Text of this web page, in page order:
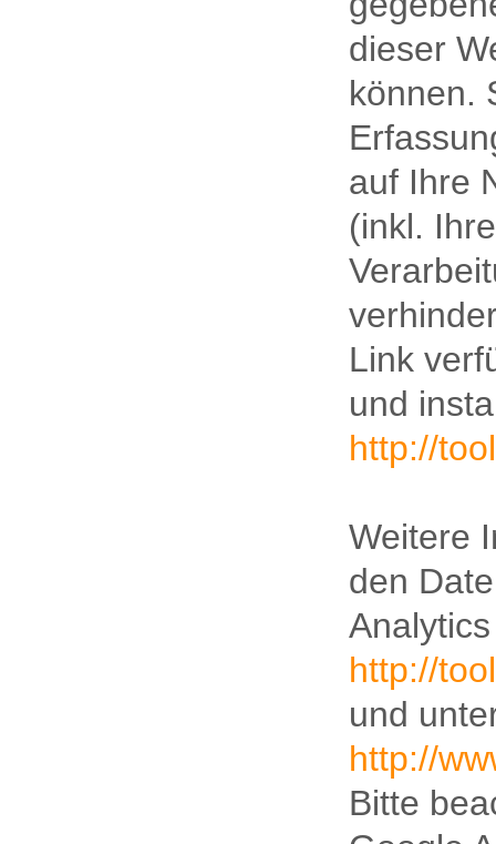
dieser
können.
auf Ihre
(inkl.
Link
und
http://
Weitere
den
http://
und
http://
Bitte